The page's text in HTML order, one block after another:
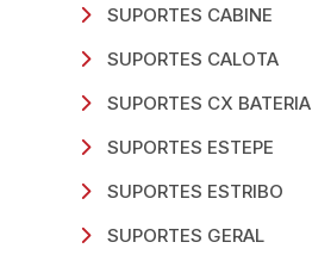
SUPORTES CABINE
SUPORTES CALOTA
SUPORTES CX BATERIA
SUPORTES ESTEPE
SUPORTES ESTRIBO
SUPORTES GERAL